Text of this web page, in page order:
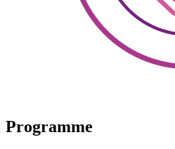
Programme